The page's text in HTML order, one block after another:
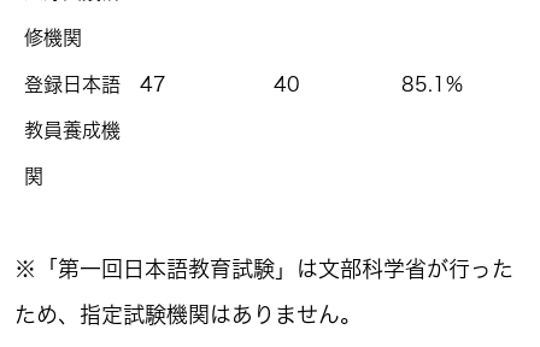
修機関
登録日本語
教員養成機
関
47 40 85.1%
※「第一回日本語教育試験」は文部科学省が行った
ため、指定試験機関はありません。